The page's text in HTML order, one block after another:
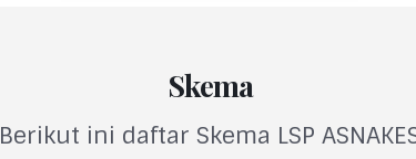
Skema
Berikut ini daftar Skema LSP